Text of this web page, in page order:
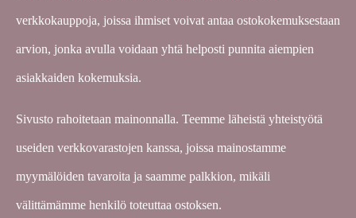
verkkokauppoja, joissa ihmiset voivat antaa ostokokemuksestaan
arvion, jonka avulla voidaan yhtä helposti punnita aiempien
asiakkaiden kokemuksia.
Sivusto rahoitetaan mainonnalla. Teemme läheistä yhteistyötä
useiden verkkovarastojen kanssa, joissa mainostamme
myymälöiden tavaroita ja saamme palkkion, mikäli
välittämämme henkilö toteuttaa ostoksen.